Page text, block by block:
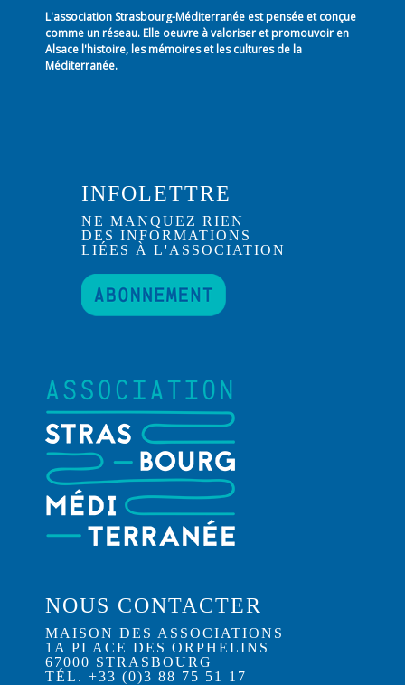
L'association Strasbourg-Méditerranée est pensée et conçue
comme un réseau. Elle oeuvre à valoriser et promouvoir en
Alsace l'histoire, les mémoires et les cultures de la
Méditerranée.
INFOLETTRE
NE MANQUEZ RIEN
DES INFORMATIONS
LIÉES À L'ASSOCIATION
NOUS CONTACTER
MAISON DES ASSOCIATIONS
1A PLACE DES ORPHELINS
67000 STRASBOURG
TÉL. +33 (0)3 88 75 51 17